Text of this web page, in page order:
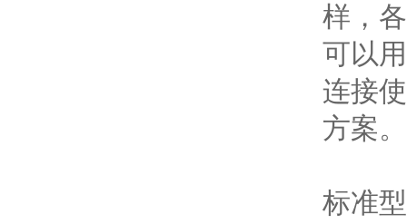
样
可以
连接
方案
标准型